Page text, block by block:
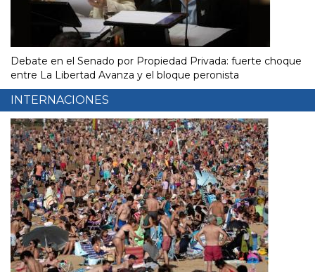
Debate en el Senado por Propiedad Privada: fuerte choque
entre La Libertad Avanza y el bloque peronista
INTERNACIONES